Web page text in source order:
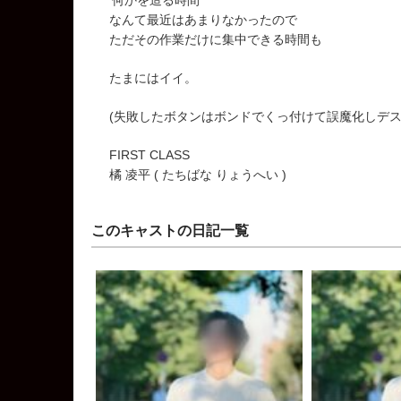
なんて最近はあまりなかったので
ただその作業だけに集中できる時間も
たまにはイイ。
(失敗したボタンはボンドでくっ付けて誤魔化しデ
FIRST CLASS
橘 凌平 ( たちばな りょうへい )
このキャストの日記一覧